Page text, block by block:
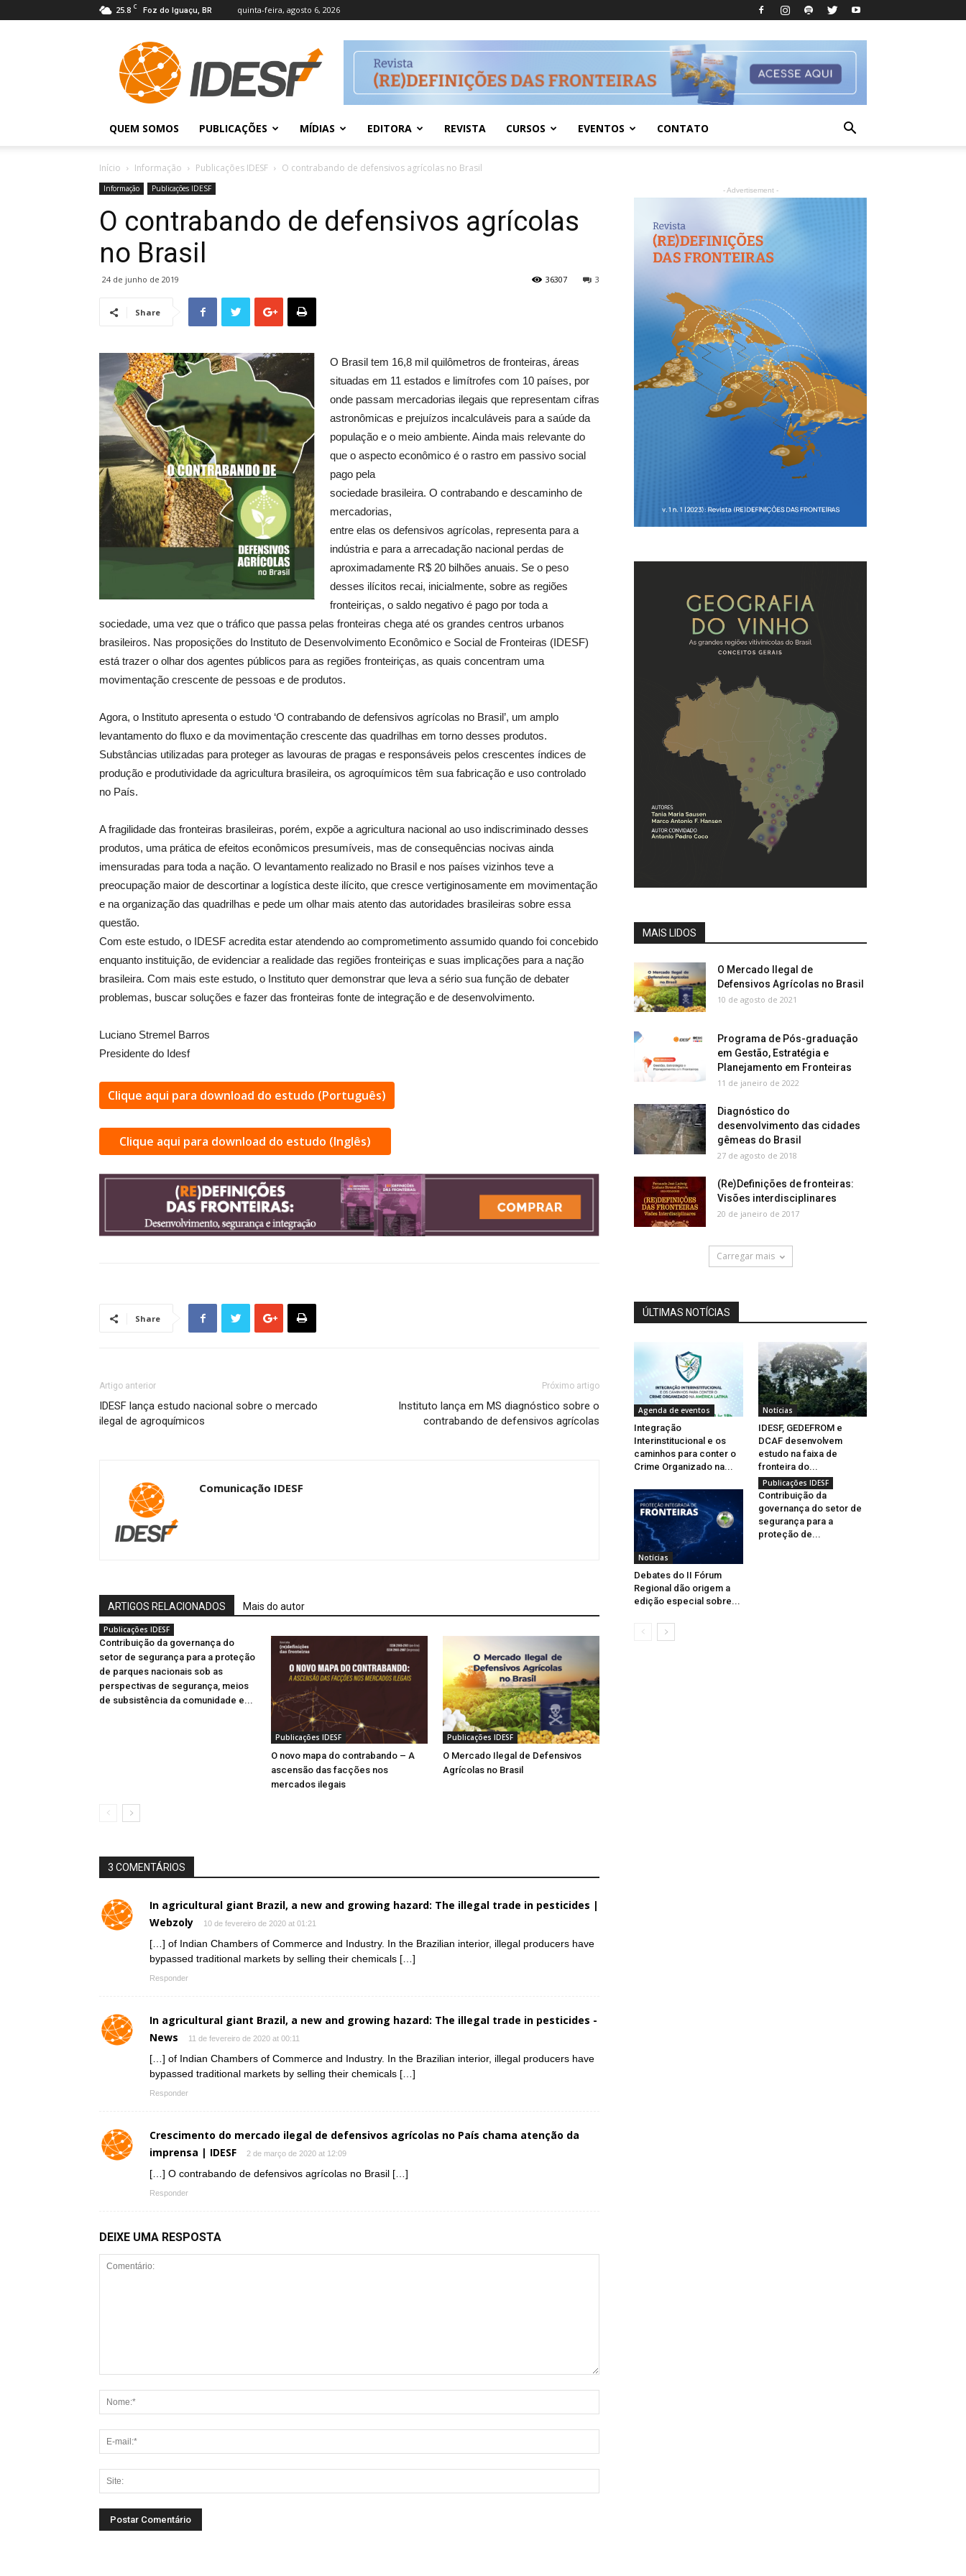
25.8 C Foz do Iguaçu, BR quinta-feira, agosto 6, 2026
IDESF
QUEM SOMOS PUBLICAÇÕES MÍDIAS EDITORA REVISTA CURSOS EVENTOS CONTATO
Início Informação Publicações IDESF O contrabando de defensivos agrícolas no Brasil
Informação Publicações IDESF
O contrabando de defensivos agrícolas
no Brasil
24 de junho de 2019 3
36307
Share
O Brasil tem 16,8 mil quilômetros de fronteiras, áreas
situadas em 11 estados e limítrofes com 10 países, por
onde passam mercadorias ilegais que representam cifras
astronômicas e prejuízos incalculáveis para a saúde da
população e o meio ambiente. Ainda mais relevante do
que o aspecto econômico é o rastro em passivo social
pago pela
sociedade brasileira. O contrabando e descaminho de
mercadorias,
entre elas os defensivos agrícolas, representa para a
indústria e para a arrecadação nacional perdas de
aproximadamente R$ 20 bilhões anuais. Se o peso
desses ilícitos recai, inicialmente, sobre as regiões
fronteiriças, o saldo negativo é pago por toda a
sociedade, uma vez que o tráfico que passa pelas fronteiras chega até os grandes centros urbanos
brasileiros. Nas proposições do Instituto de Desenvolvimento Econômico e Social de Fronteiras (IDESF)
está trazer o olhar dos agentes públicos para as regiões fronteiriças, as quais concentram uma
movimentação crescente de pessoas e de produtos.
Agora, o Instituto apresenta o estudo ‘O contrabando de defensivos agrícolas no Brasil’, um amplo
levantamento do fluxo e da movimentação crescente das quadrilhas em torno desses produtos.
Substâncias utilizadas para proteger as lavouras de pragas e responsáveis pelos crescentes índices de
produção e produtividade da agricultura brasileira, os agroquímicos têm sua fabricação e uso controlado
no País.
A fragilidade das fronteiras brasileiras, porém, expõe a agricultura nacional ao uso indiscriminado desses
produtos, uma prática de efeitos econômicos presumíveis, mas de consequências nocivas ainda
imensuradas para toda a nação. O levantamento realizado no Brasil e nos países vizinhos teve a
preocupação maior de descortinar a logística deste ilícito, que cresce vertiginosamente em movimentação
e na organização das quadrilhas e pede um olhar mais atento das autoridades brasileiras sobre essa
questão.
Com este estudo, o IDESF acredita estar atendendo ao comprometimento assumido quando foi concebido
enquanto instituição, de evidenciar a realidade das regiões fronteiriças e suas implicações para a nação
brasileira. Com mais este estudo, o Instituto quer demonstrar que leva a sério sua função de debater
problemas, buscar soluções e fazer das fronteiras fonte de integração e de desenvolvimento.
Luciano Stremel Barros
Presidente do Idesf
Clique aqui para download do estudo (Português)
Clique aqui para download do estudo (Inglês)
Share
Artigo anterior
IDESF lança estudo nacional sobre o mercado
ilegal de agroquímicos
Próximo artigo
Instituto lança em MS diagnóstico sobre o
contrabando de defensivos agrícolas
Comunicação IDESF
ARTIGOS RELACIONADOS Mais do autor
Publicações IDESF
Contribuição da governança do
setor de segurança para a proteção
de parques nacionais sob as
perspectivas de segurança, meios
de subsistência da comunidade e...
Publicações IDESF
O novo mapa do contrabando – A
ascensão das facções nos
mercados ilegais
Publicações IDESF
O Mercado Ilegal de Defensivos
Agrícolas no Brasil
3 COMENTÁRIOS
In agricultural giant Brazil, a new and growing hazard: The illegal trade in pesticides |
Webzoly
10 de fevereiro de 2020 at 01:21
[…] of Indian Chambers of Commerce and Industry. In the Brazilian interior, illegal producers have
bypassed traditional markets by selling their chemicals […]
Responder
In agricultural giant Brazil, a new and growing hazard: The illegal trade in pesticides -
News
11 de fevereiro de 2020 at 00:11
[…] of Indian Chambers of Commerce and Industry. In the Brazilian interior, illegal producers have
bypassed traditional markets by selling their chemicals […]
Responder
Crescimento do mercado ilegal de defensivos agrícolas no País chama atenção da
imprensa | IDESF
2 de março de 2020 at 12:09
[…] O contrabando de defensivos agrícolas no Brasil […]
Responder
DEIXE UMA RESPOSTA
- Advertisement -
MAIS LIDOS
O Mercado Ilegal de
Defensivos Agrícolas no Brasil
10 de agosto de 2021
Programa de Pós-graduação
em Gestão, Estratégia e
Planejamento em Fronteiras
11 de janeiro de 2022
Diagnóstico do
desenvolvimento das cidades
gêmeas do Brasil
27 de agosto de 2018
(Re)Definições de fronteiras:
Visões interdisciplinares
20 de janeiro de 2017
Carregar mais
ÚLTIMAS NOTÍCIAS
Agenda de eventos
Integração
Interinstitucional e os
caminhos para conter o
Crime Organizado na...
Notícias
IDESF, GEDEFROM e
DCAF desenvolvem
estudo na faixa de
fronteira do...
Notícias
Debates do II Fórum
Regional dão origem a
edição especial sobre...
Publicações IDESF
Contribuição da
governança do setor de
segurança para a
proteção de...